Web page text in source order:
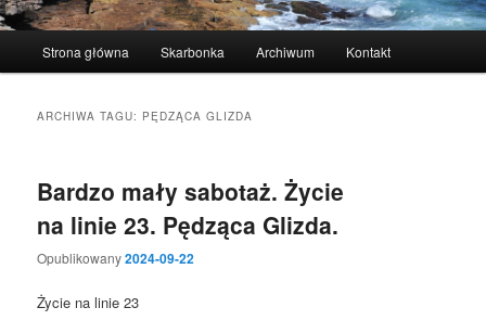
Strona główna Skarbonka Archiwum Kontakt
ARCHIWA TAGU: PĘDZĄCA GLIZDA
Bardzo mały sabotaż. Życie
na linie 23. Pędząca Glizda.
Opublikowany2024-09-22
Życie na linie 23